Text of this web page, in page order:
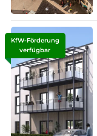
KfW-Förderung
verfügbar